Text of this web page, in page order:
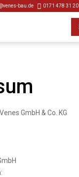
bau.de 0171 478 31 20
GmbH & Co. KG